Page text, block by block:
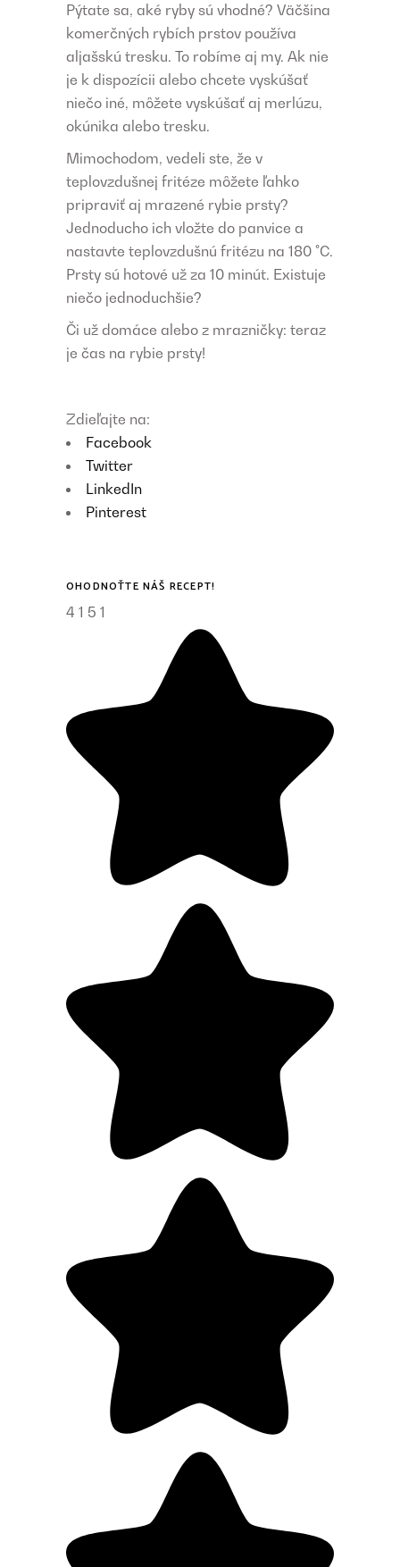
Pýtate sa, aké ryby sú vhodné? Väčšina
komerčných rybích prstov používa
aljašskú tresku. To robíme aj my. Ak nie
je k dispozícii alebo chcete vyskúšať
niečo iné, môžete vyskúšať aj merlúzu,
okúnika alebo tresku.
Mimochodom, vedeli ste, že v
teplovzdušnej fritéze môžete ľahko
pripraviť aj mrazené rybie prsty?
Jednoducho ich vložte do panvice a
nastavte teplovzdušnú fritézu na 180 °C.
Prsty sú hotové už za 10 minút. Existuje
niečo jednoduchšie?
Či už domáce alebo z mrazničky: teraz
je čas na rybie prsty!
Zdieľajte na:
Facebook
Twitter
LinkedIn
Pinterest
OHODNOŤTE NÁŠ RECEPT!
4 1 5 1